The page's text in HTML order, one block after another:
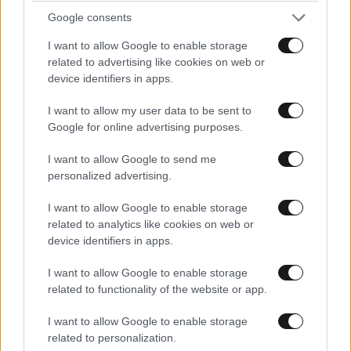
Google consents
I want to allow Google to enable storage
related to advertising like cookies on web or
device identifiers in apps.
I want to allow my user data to be sent to
Google for online advertising purposes.
I want to allow Google to send me
personalized advertising.
I want to allow Google to enable storage
related to analytics like cookies on web or
device identifiers in apps.
I want to allow Google to enable storage
related to functionality of the website or app.
I want to allow Google to enable storage
related to personalization.
jim 26·07·2020 17:43
Είσαι όντως [...] η τώρα τελευταία την
απέκτησες την ιδιότητα ...
Απαντήστε
@ Παπαγαλάκια της
διαπλοκής
03:25
Ο κόσμος σας έχει πάρει χαμπάρι και σας δουλεύει,
Πανδημία είναι 14 εκατομμύρια κρούσματα στα 7,8 δις;
Είστε αστείοι. Για κάντε τη διαίρεση.
Απαντήστε